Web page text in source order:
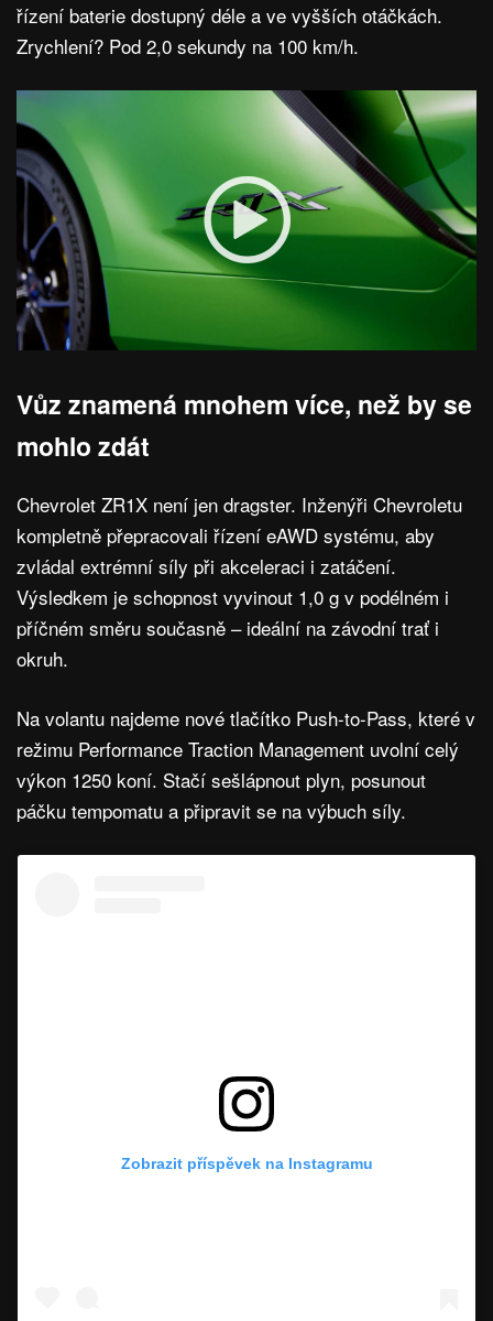
řízení baterie dostupný déle a ve vyšších otáčkách.
Zrychlení? Pod 2,0 sekundy na 100 km/h.
Vůz znamená mnohem více, než by se
mohlo zdát
Chevrolet ZR1X není jen dragster. Inženýři Chevroletu
kompletně přepracovali řízení eAWD systému, aby
zvládal extrémní síly při akceleraci i zatáčení.
Výsledkem je schopnost vyvinout 1,0 g v podélném i
příčném směru současně – ideální na závodní trať i
okruh.
Na volantu najdeme nové tlačítko Push-to-Pass, které v
režimu Performance Traction Management uvolní celý
výkon 1250 koní. Stačí sešlápnout plyn, posunout
páčku tempomatu a připravit se na výbuch síly.
Zobrazit příspěvek na Instagramu